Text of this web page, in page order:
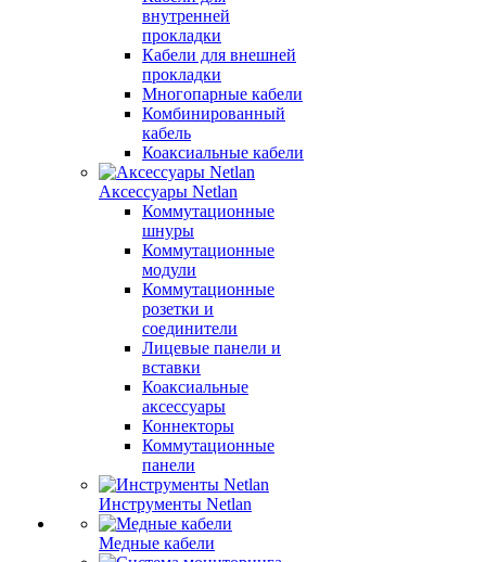
внутренней
прокладки
Кабели для внешней
прокладки
Многопарные кабели
Комбинированный
кабель
Коаксиальные кабели
Аксессуары Netlan
Коммутационные
шнуры
Коммутационные
модули
Коммутационные
розетки и
соединители
Лицевые панели и
вставки
Коаксиальные
аксессуары
Коннекторы
Коммутационные
панели
Инструменты Netlan
Медные кабели